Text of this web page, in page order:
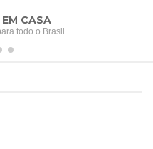
EM CASA
todo o Brasil